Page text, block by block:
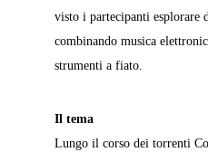
visto i partecipanti esplorare
combinando musica
strumenti a fiato.
Il tema
Lungo il corso dei torrenti